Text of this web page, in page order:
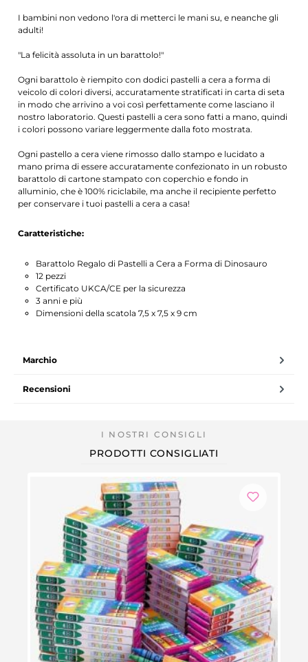
I bambini non vedono l'ora di metterci le mani su, e neanche gli
adulti!
"La felicità assoluta in un barattolo!"
Ogni barattolo è riempito con dodici pastelli a cera a forma di
veicolo di colori diversi, accuratamente stratificati in carta di seta
in modo che arrivino a voi così perfettamente come lasciano il
nostro laboratorio. Questi pastelli a cera sono fatti a mano, quindi
i colori possono variare leggermente dalla foto mostrata.
Ogni pastello a cera viene rimosso dallo stampo e lucidato a
mano prima di essere accuratamente confezionato in un robusto
barattolo di cartone stampato con coperchio e fondo in
alluminio, che è 100% riciclabile, ma anche il recipiente perfetto
per conservare i tuoi pastelli a cera a casa!
Caratteristiche:
Barattolo Regalo di Pastelli a Cera a Forma di Dinosauro
12 pezzi
Certificato UKCA/CE per la sicurezza
3 anni e più
Dimensioni della scatola 7,5 x 7,5 x 9 cm
Marchio
Recensioni
PRODOTTI CONSIGLIATI